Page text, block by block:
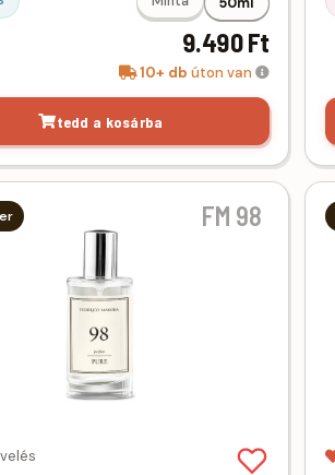
9.490 Ft
10+ db úton van
tedd a kosárba
FM 98